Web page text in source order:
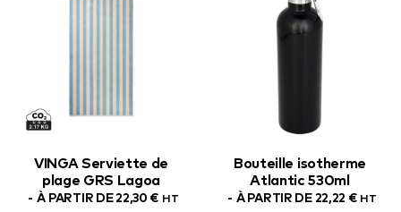
VINGA Serviette de
plage GRS Lagoa
À PARTIR DE22,30 € HT
Bouteille isotherme
Atlantic 530ml
À PARTIR DE22,22 € HT